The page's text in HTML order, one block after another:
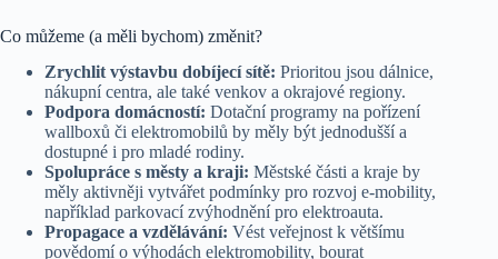
Co můžeme (a měli bychom) změnit?
Zrychlit výstavbu dobíjecí sítě: Prioritou jsou dálnice,
nákupní centra, ale také venkov a okrajové regiony.
Podpora domácností: Dotační programy na pořízení
wallboxů či elektromobilů by měly být jednodušší a
dostupné i pro mladé rodiny.
Spolupráce s městy a kraji: Městské části a kraje by
měly aktivněji vytvářet podmínky pro rozvoj e-mobility,
například parkovací zvýhodnění pro elektroauta.
Propagace a vzdělávání: Vést veřejnost k většímu
povědomí o výhodách elektromobility, bourat